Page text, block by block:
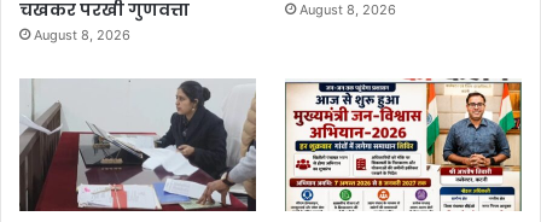
चखकर परखी गुणवत्ता
August 8, 2026
August 8, 2026